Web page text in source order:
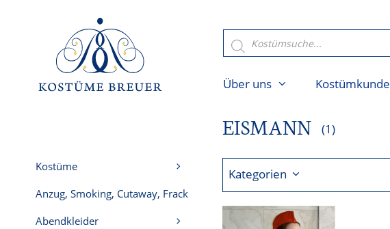
Products
search
Über uns Kostümkunde
EISMANN (1)
Kategorien
Kostüme
Anzug, Smoking, Cutaway, Frack
Abendkleider